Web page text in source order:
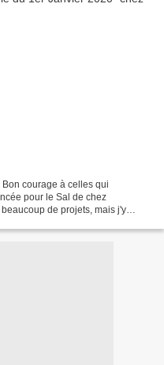
courage à celles qui
pour le Sal de chez
de projets, mais j'y